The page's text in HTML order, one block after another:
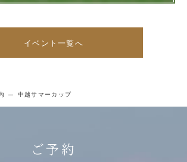
イベント一覧へ
中越サマーカップ
ご予約